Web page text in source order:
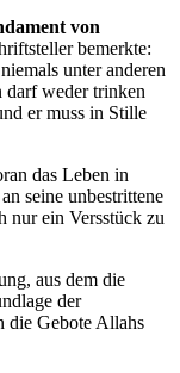
von
bemerkte:
unter anderen
darf weder trinken
er muss in Stille
das Leben in
seine unbestrittene
nur ein Versstück zu
aus dem die
der
die Gebote Allahs